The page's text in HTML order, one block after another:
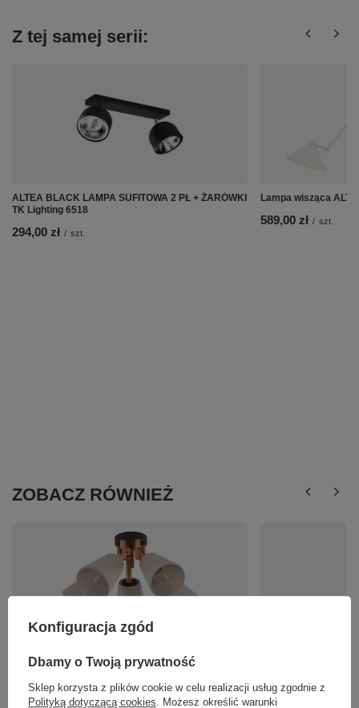
Z tej samej serii:
ALTEA BLACK LAMPA SUFITOWA 2 PŁ + ŻARÓWKI
TK Lighting 6518
294,00 zł / szt.
Lampa wisząca
589,00 zł / szt.
ZOBACZ RÓWNIEŻ
Lampa sufitowa VAIO NATURE TK Lighting 575
Konfiguracja zgód
Dbamy o Twoją prywatność
Sklep korzysta z plików cookie w celu realizacji usług zgodnie z
Polityką dotyczącą cookies . Możesz określić warunki